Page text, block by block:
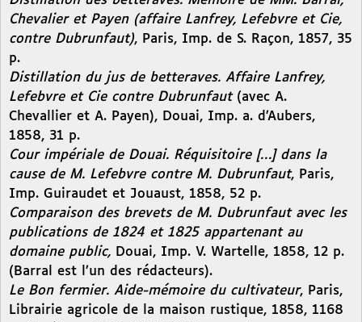
Chevalier et Payen (affaire Lanfrey, Lefebvre et Cie,
contre Dubrunfaut), Paris, Imp. de S. Raçon, 1857, 35
p.
Distillation du jus de betteraves. Affaire Lanfrey,
Lefebvre et Cie contre Dubrunfaut(avec A.
Chevallier et A. Payen), Douai, Imp. a. d’Aubers,
1858, 31 p.
Cour impériale de Douai. Réquisitoire […] dans la
cause de M. Lefebvre contre M. Dubrunfaut, Paris,
Imp. Guiraudet et Jouaust, 1858, 52 p.
Comparaison des brevets de M. Dubrunfaut avec les
publications de 1824 et 1825 appartenant au
domaine public, Douai, Imp. V. Wartelle, 1858, 12 p.
(Barral est l’un des rédacteurs).
Le Bon fermier. Aide-mémoire du cultivateur, Paris,
Librairie agricole de la maison rustique, 1858, 1168